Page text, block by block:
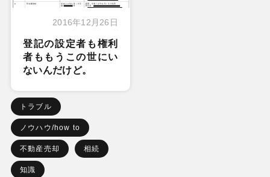
2016年12月26日
登記の設定者も権利
者ももうこの世にい
ないんだけど。
トラブル
ノウハウ/how to
不動産売却 相続
知識